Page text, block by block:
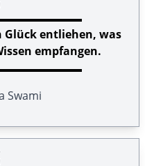
Glück entliehen, was
empfangen.
Swami